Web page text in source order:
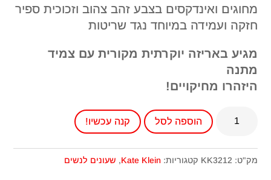
מחוגים ואינדקסים בצבע זהב צהוב וזכוכית ספיר
חזקה ועמידה במיוחד נגד שריטות
מגיע באריזה יוקרתית מקורית עם צמיד
מתנה
היזהרו מחיקויים!
קייט
הוספה לסל קנה עכשיו!
מק"ט: KK3212 קטגוריות:Kate Klein
, שעונים לנשים